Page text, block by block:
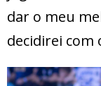
dar o meu
decidirei com